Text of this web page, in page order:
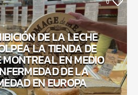
0
DE LA LECHE
LA TIENDA DE
MONTREAL EN MEDIO
DE LA
EN EUROPA